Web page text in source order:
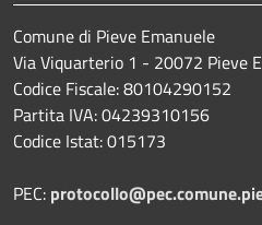
Comune di Pieve Emanuele
Via Viquarterio 1 - 20072 Pieve
Codice Fiscale: 80104290152
Partita IVA: 04239310156
Codice Istat: 015173
PEC: